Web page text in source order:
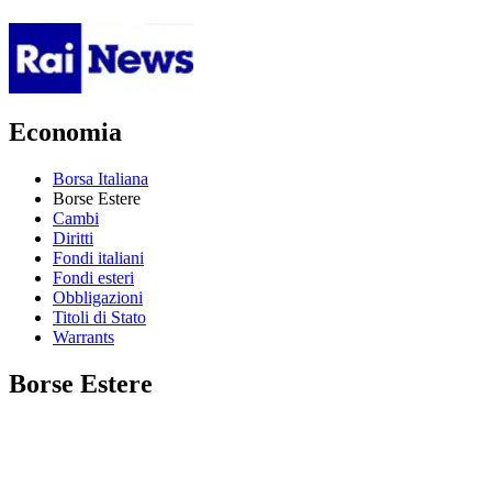
Economia
Borsa Italiana
Borse Estere
Cambi
Diritti
Fondi italiani
Fondi esteri
Obbligazioni
Titoli di Stato
Warrants
Borse Estere